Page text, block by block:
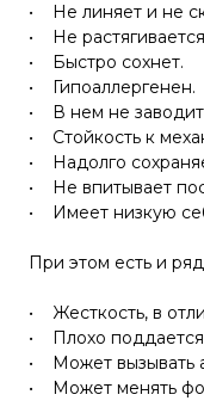
• Не линяет и не
• Не
• Быстро сохнет.
• Гипоаллергенен.
• В нем не
• Стойкость к
• Надолго
• Не впитывает
• Имеет низкую
При этом есть и
• Жесткость, в
• Плохо
• Может вызывать
• Может менять